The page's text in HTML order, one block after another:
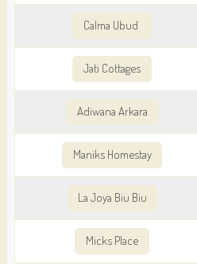
Calma Ubud
Jati Cottages
Adiwana Arkara
Maniks Homestay
La Joya Biu Biu
Micks Place